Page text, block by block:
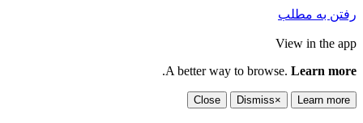
رفتن به مطلب
View in the app
A better way to browse. Learn more
.
Learn more
×
Dismiss
Close